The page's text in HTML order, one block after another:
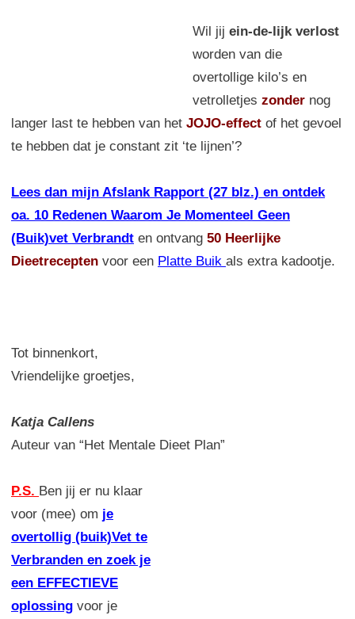
Wil jij ein-de-lijk verlost
worden van die
overtollige kilo’s en
vetrolletjes zondernog
langer last te hebben van het JOJO-effect of het gevoel
te hebben dat je constant zit ‘te lijnen’?
Lees dan mijn Afslank Rapport (27 blz.) en ontdek
oa. 10 Redenen Waarom Je Momenteel Geen
(Buik)vet Verbrandt en ontvang 50 Heerlijke
Dieetrecepten voor een Platte Buik als extra kadootje.
Tot binnenkort,
Vriendelijke groetjes,
Katja Callens
Auteur van “Het Mentale Dieet Plan”
P.S. Ben jij er nu klaar
voor (mee) om je
overtollig (buik)Vet te
Verbranden en zoek je
een EFFECTIEVE
oplossing voor je